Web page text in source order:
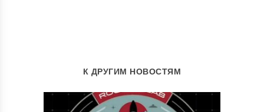
К ДРУГИМ НОВОСТЯМ